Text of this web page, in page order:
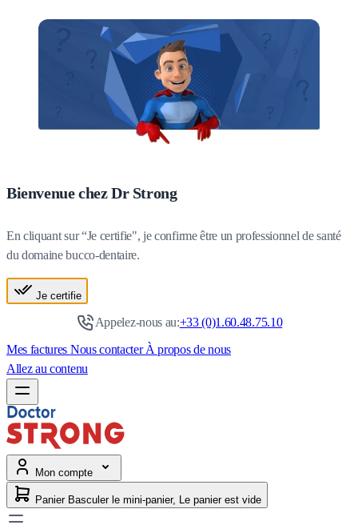
Bienvenue chez Dr Strong
En cliquant sur “Je certifie", je confirme être un professionnel de santé
du domaine bucco-dentaire.
Je certifie
Appelez-nous au:+33 (0)1.60.48.75.10
Mes factures Nous contacterÀ propos de nous
Allez au contenu
Mon compte
Panier Basculer le mini-panier, Le panier est vide